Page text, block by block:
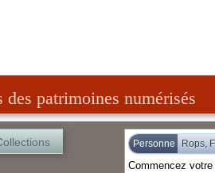
des patrimoines numérisés
Personne Rops,